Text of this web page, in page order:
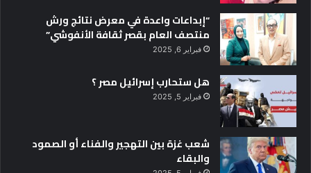
“إبداعات واعدة في معرض نتائج ورش
منتصف العام بقصر ثقافة الأنفوشي”
فبراير 6, 2025
هل ستحارب إسرائيل مصر ؟
فبراير 5, 2025
شعب غزة بين التهجير والفناء أو الصمود
والبقاء